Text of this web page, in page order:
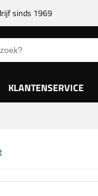
sinds 1969
KLANTENSERVICE